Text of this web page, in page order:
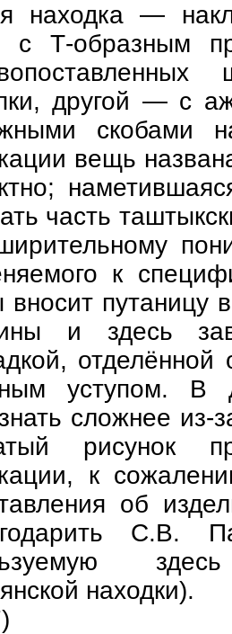
находка —
с Т-образным
другой — с
вещь
часть
к
вносит путаницу
и здесь
отделённой
уступом. В
сложнее из-
рисунок
к
об
С.В.
находки).